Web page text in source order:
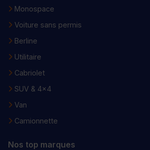
Monospace
Voiture sans permis
Berline
Utilitaire
Cabriolet
SUV & 4x4
Van
Camionnette
Nos top marques